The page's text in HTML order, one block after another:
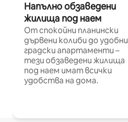
Напълно обзаведени
жилища под наем
От спокойни планински
дървени колиби до удобни
градски апартаменти –
тези обзаведени жилища
под наем имат всички
удобства на дома.